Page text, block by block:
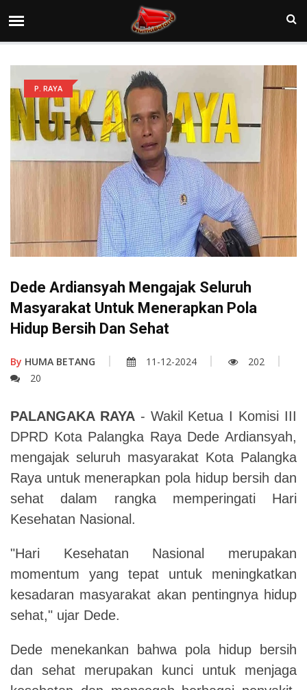
P. RAYA
Dede Ardiansyah Mengajak Seluruh
Masyarakat Untuk Menerapkan Pola
Hidup Bersih Dan Sehat
By HUMA BETANG 11-12-2024
202
20
PALANGAKA RAYA - Wakil Ketua I Komisi III
DPRD Kota Palangka Raya Dede Ardiansyah,
mengajak seluruh masyarakat Kota Palangka
Raya untuk menerapkan pola hidup bersih dan
sehat dalam rangka memperingati Hari
Kesehatan Nasional.
"Hari Kesehatan Nasional merupakan
momentum yang tepat untuk meningkatkan
kesadaran masyarakat akan pentingnya hidup
sehat," ujar Dede.
Dede menekankan bahwa pola hidup bersih
dan sehat merupakan kunci untuk menjaga